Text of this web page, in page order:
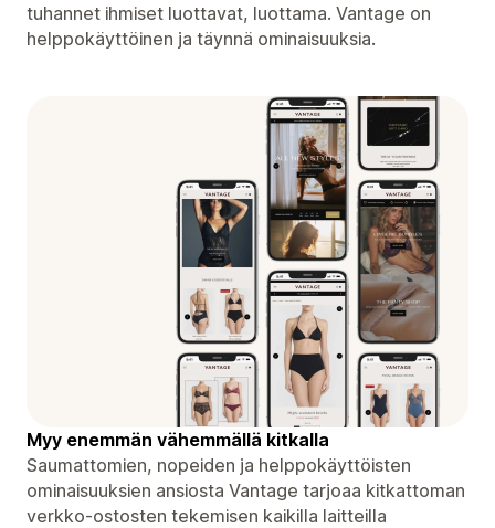
tuhannet ihmiset luottavat, luottama. Vantage on
helppokäyttöinen ja täynnä ominaisuuksia.
Myy enemmän vähemmällä kitkalla
Saumattomien, nopeiden ja helppokäyttöisten
ominaisuuksien ansiosta Vantage tarjoaa kitkattoman
verkko-ostosten tekemisen kaikilla laitteilla